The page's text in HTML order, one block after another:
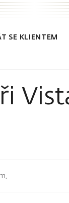
SE KLIENTEM